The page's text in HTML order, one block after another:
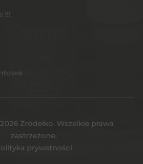
!!!
Żródełko. Wszelkie prawa
zastrzeżone.
prywatności